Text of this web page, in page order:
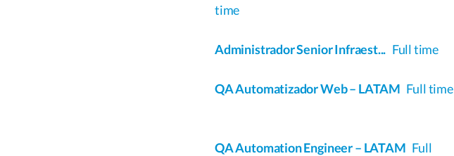
time
Administrador Senior Infraest... Full time
QA Automatizador Web – LATAM Full time
QA Automation Engineer – LATAM Full